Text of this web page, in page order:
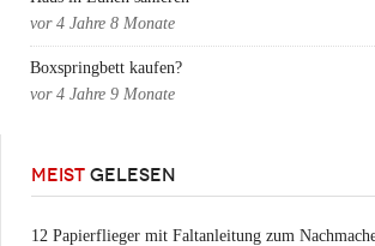
vor 4 Jahre 8 Monate
Boxspringbett kaufen?
vor 4 Jahre 9 Monate
MEIST GELESEN
12 Papierflieger mit Faltanleitung zum